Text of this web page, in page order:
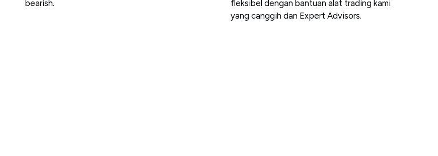
bearish.
fleksibel dengan bantuan alat trading kami
yang canggih dan Expert Advisors.